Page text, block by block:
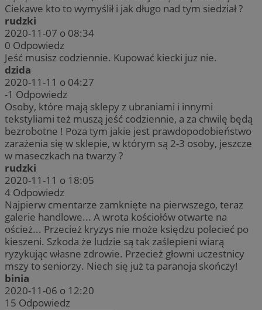
Ciekawe kto to wymyślił i jak długo nad tym siedział ?
rudzki
2020-11-07 o 08:34
0 Odpowiedz
Jeść musisz codziennie. Kupować kiecki juz nie.
dzida
2020-11-11 o 04:27
-1 Odpowiedz
Osoby, które mają sklepy z ubraniami i innymi
tekstyliami też muszą jeść codziennie, a za chwilę będą
bezrobotne ! Poza tym jakie jest prawdopodobieństwo
zarażenia się w sklepie, w którym są 2-3 osoby, jeszcze
w maseczkach na twarzy ?
rudzki
2020-11-11 o 18:05
4 Odpowiedz
Najpierw cmentarze zamknięte na pierwszego, teraz
galerie handlowe... A wrota kościołów otwarte na
oścież... Przecież kryzys nie może księdzu polecieć po
kieszeni. Szkoda że ludzie są tak zaślepieni wiarą
ryzykując własne zdrowie. Przecież głowni uczestnicy
mszy to seniorzy. Niech się już ta paranoja skończy!
binia
2020-11-06 o 12:20
15 Odpowiedz